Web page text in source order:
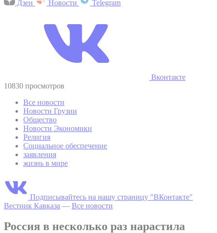
Дзен Новости Telegram
Вконтакте
10830 просмотров
Все новости
Новости Грузии
Общество
Новости Экономики
Религия
Социальное обеспечение
заявления
жизнь в мире
Подписывайтесь на нашу страницу "ВКонтакте"
Вестник Кавказа — Все новости
Россия в несколько раз нарастила